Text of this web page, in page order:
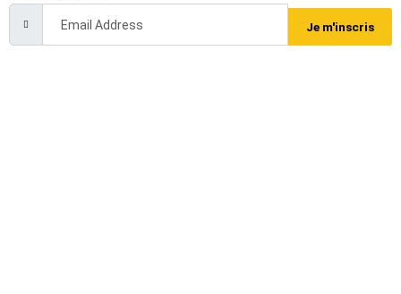
Je m'inscris